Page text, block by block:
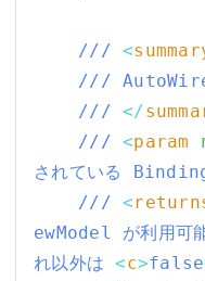
/// <
///
/// </
/// <param
されている
/// <
ewModel が利用可
れ以外は <c>false